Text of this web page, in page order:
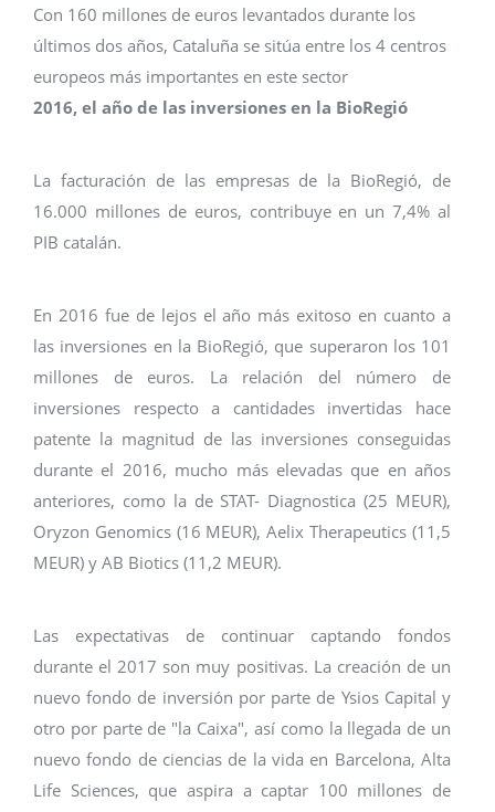
Con 160 millones de euros levantados durante los
últimos dos años, Cataluña se sitúa entre los 4 centros
europeos más importantes en este sector
2016, el año de las inversiones en la BioRegió
La facturación de las empresas de la BioRegió, de
16.000 millones de euros, contribuye en un 7,4% al
PIB catalán.
En 2016 fue de lejos el año más exitoso en cuanto a
las inversiones en la BioRegió, que superaron los 101
millones de euros. La relación del número de
inversiones respecto a cantidades invertidas hace
patente la magnitud de las inversiones conseguidas
durante el 2016, mucho más elevadas que en años
anteriores, como la de STAT- Diagnostica (25 MEUR),
Oryzon Genomics (16 MEUR), Aelix Therapeutics (11,5
MEUR) y AB Biotics (11,2 MEUR).
Las expectativas de continuar captando fondos
durante el 2017 son muy positivas. La creación de un
nuevo fondo de inversión por parte de Ysios Capital y
otro por parte de "la Caixa", así como la llegada de un
nuevo fondo de ciencias de la vida en Barcelona, Alta
Life Sciences, que aspira a captar 100 millones de